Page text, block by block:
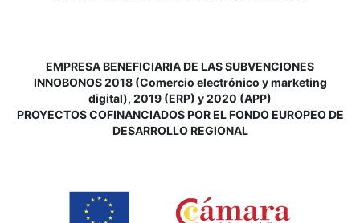
EMPRESA BENEFICIARIA DE LAS SUBVENCIONES
INNOBONOS 2018 (Comercio electrónico y marketing
digital), 2019 (ERP) y 2020 (APP)
PROYECTOS COFINANCIADOS POR EL FONDO EUROPEO DE
DESARROLLO REGIONAL